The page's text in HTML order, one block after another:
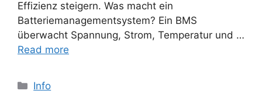
Effizienz steigern. Was macht ein
Batteriemanagementsystem? Ein BMS
überwacht Spannung, Strom, Temperatur und …
Read more
Categories
Info